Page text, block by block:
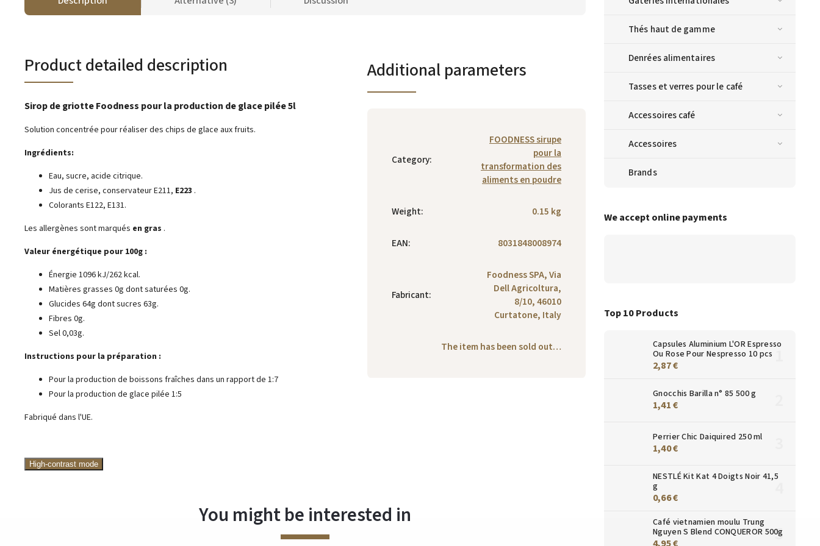
Thés haut de gamme
Denrées alimentaires
Tasses et verres pour le café
Accessoires café
Accessoires
Brands
We accept online payments
Top 10 Products
Capsules Aluminium L'OR Espresso
Ou Rose Pour Nespresso 10 pcs
2,87 €
Gnocchis Barilla n° 85 500 g
1,41 €
Perrier Chic Daiquired 250 ml
1,40 €
NESTLÉ Kit Kat 4 Doigts Noir 41,5
g
0,66 €
Café vietnamien moulu Trung
Nguyen S Blend CONQUEROR 500g
Product detailed description
Sirop de griotte Foodness pour la production de glace pilée 5l
Solution concentrée pour réaliser des chips de glace aux fruits.
Ingrédients:
Eau, sucre, acide citrique.
Jus de cerise, conservateur E211, E223 .
Colorants E122, E131.
Les allergènes sont marqués en gras .
Valeur énergétique pour 100g :
Énergie 1096 kJ/262 kcal.
Matières grasses 0g dont saturées 0g.
Glucides 64g dont sucres 63g.
Fibres 0g.
Sel 0,03g.
Instructions pour la préparation :
Pour la production de boissons fraîches dans un rapport de 1:7
Pour la production de glace pilée 1:5
Fabriqué dans l'UE.
Additional parameters
Category:
FOODNESS sirupe
pour la
transformation des
aliments en poudre
Weight: 0.15 kg
EAN: 8031848008974
Fabricant:
Foodness SPA, Via
Dell Agricoltura,
8/10, 46010
Curtatone, Italy
The item has been sold out…
High-contrast mode
You might be interested in